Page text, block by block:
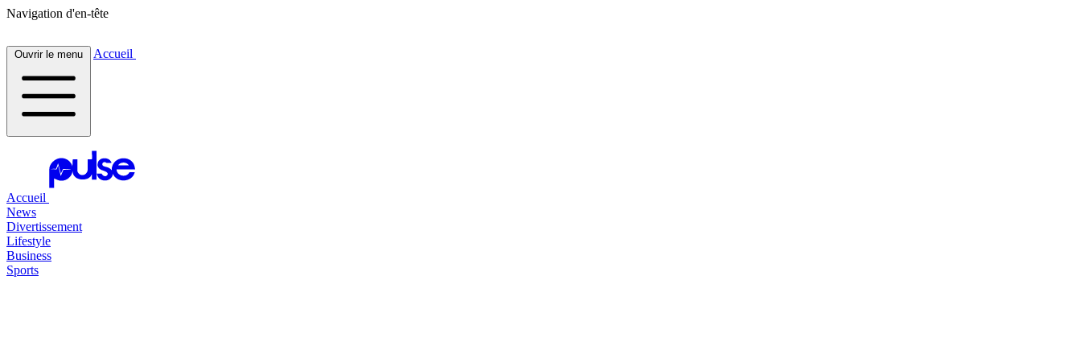
Navigation d'en-tête
Ouvrir le menu Accueil
Accueil
News
Divertissement
Lifestyle
Business
Sports